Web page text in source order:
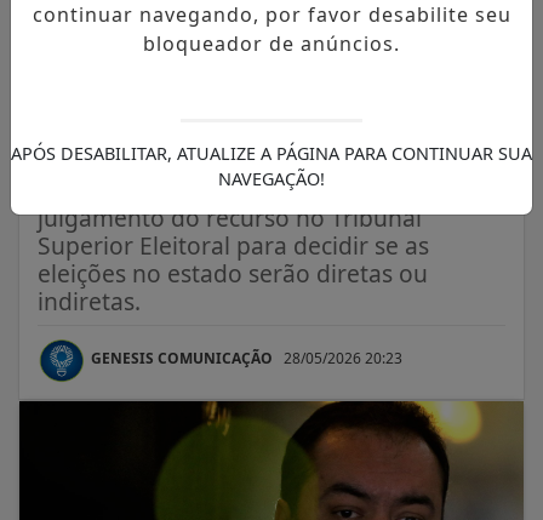
NOTÍCIAS/JUSTIÇA FEDERAL
TSE marca para 2 de junho
Claudio Castro
Supremo Tribunal Federal aguarda o
julgamento do recurso no Tribunal
Superior Eleitoral para decidir se as
eleições no estado serão diretas ou
indiretas.
GENESIS COMUNICAÇÃO 28/05/2026 20:23
continuar navegando, por favor desabilite seu
bloqueador de anúncios.
APÓS DESABILITAR, ATUALIZE A PÁGINA PARA CONTINUAR SUA
NAVEGAÇÃO!